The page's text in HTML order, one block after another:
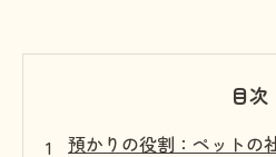
目次
預かりの役割：ペットの